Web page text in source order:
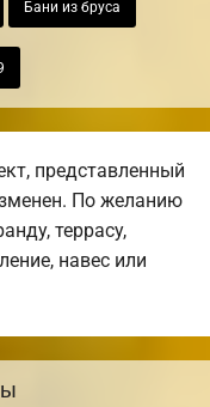
Бани из бруса
представленный
По желанию
террасу,
навес или